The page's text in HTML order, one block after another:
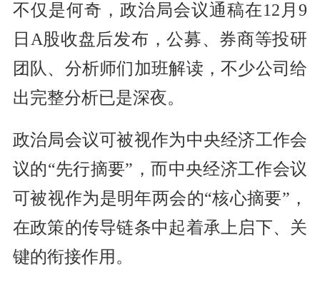
不仅是何奇，政治局会议通稿在12月9
日A股收盘后发布，公募、券商等投研
团队、分析师们加班解读，不少公司给
出完整分析已是深夜。
政治局会议可被视作为中央经济工作会
议的“先行摘要”，而中央经济工作会议
可被视作为是明年两会的“核心摘要”，
在政策的传导链条中起着承上启下、关
键的衔接作用。